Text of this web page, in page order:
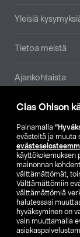
Clas Ohlson
Painamalla
evästeitä ja muuta
käyttökokemuksen
mainonnan
välttämättömät,
Välttämättömiin
välttämättömiä
halutessasi
hyväksyminen on
vain muuttamalla
Yleisiä
Tietoa meistä
Ajankohtaista
Muut